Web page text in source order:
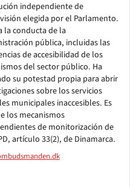
independiente de
elegida por el Parlamento.
la conducta de la
pública, incluidas las
de accesibilidad de los
del sector público. Ha
su potestad propia para abrir
sobre los servicios
municipales inaccesibles. Es
los mecanismos
de monitorización de
artículo 33(2), de Dinamarca.